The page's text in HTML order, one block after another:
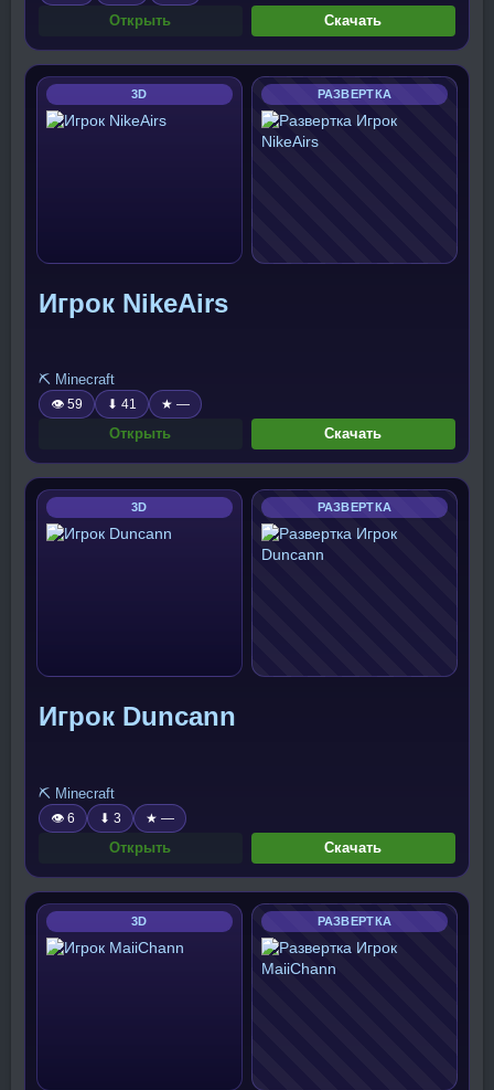
Открыть Скачать
3D РАЗВЕРТКА
Игрок NikeAirs
⛏️ Minecraft
👁 59 ⬇ 41 ★ —
Открыть Скачать
3D РАЗВЕРТКА
Игрок Duncann
⛏️ Minecraft
👁 6 ⬇ 3 ★ —
Открыть Скачать
3D РАЗВЕРТКА